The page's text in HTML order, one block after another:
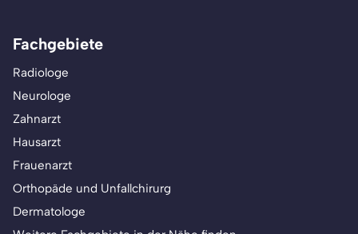
Fachgebiete
Radiologe
Neurologe
Zahnarzt
Hausarzt
Frauenarzt
Orthopäde und Unfallchirurg
Dermatologe